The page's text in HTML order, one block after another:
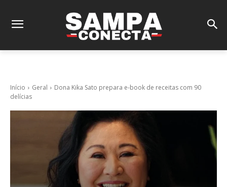
Início Geral
Dona Kika Sato prepara e-book de receitas com 90
delícias